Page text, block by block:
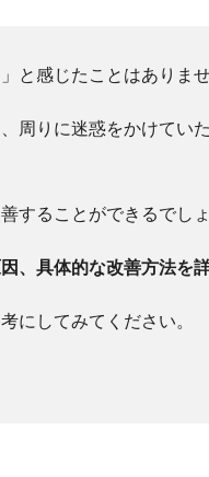
と感じたことはありま
周りに迷惑をかけてい
することができるでしょ
、具体的な改善方法を
にしてみてください。